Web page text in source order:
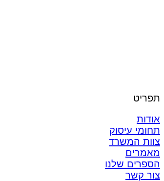
תפריט
אודות
תחומי עיסוק
צוות המשרד
מאמרים
הספרים שלנו
צור קשר